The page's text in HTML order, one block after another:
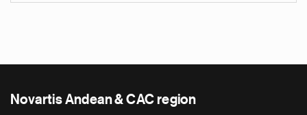
Novartis Andean & CAC region